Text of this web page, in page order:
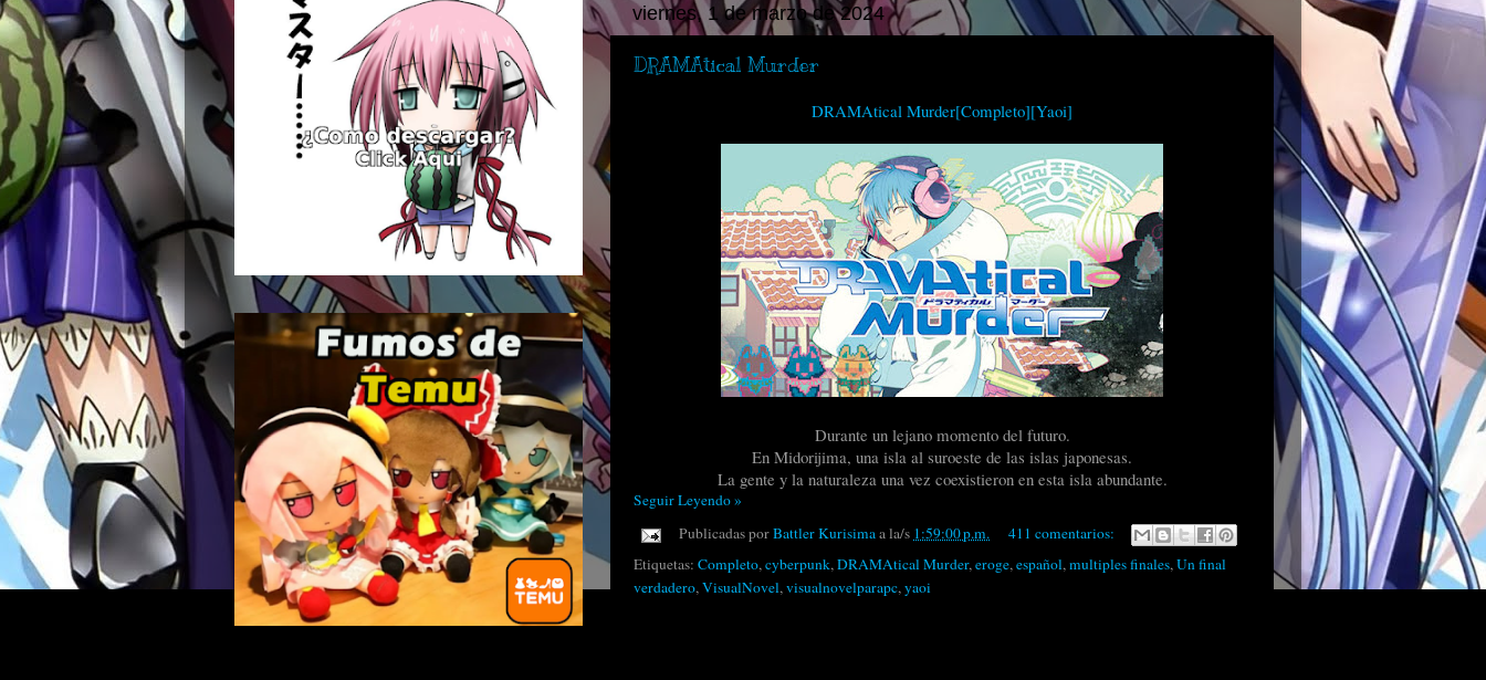
viernes, 1 de marzo de 2024
DRAMAtical Murder
DRAMAtical Murder[Completo][Yaoi]
Durante un lejano momento del futuro.
En Midorijima, una isla al suroeste de las islas japonesas.
La gente y la naturaleza una vez coexistieron en esta isla abundante.
Seguir Leyendo »
Publicadas porBattler Kurisimaa la/s 1:59:00 p.m.
411 comentarios:
Etiquetas: Completo,cyberpunk,DRAMAtical Murder,eroge,español,multiples finales,Un final
verdadero,VisualNovel,visualnovelparapc,yaoi